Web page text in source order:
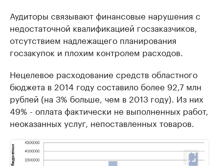
Аудиторы связывают финансовые нарушения с
недостаточной квалификацией госзаказчиков,
отсутствием надлежащего планирования
госзакупок и плохим контролем расходов.
Нецелевое расходование средств областного
бюджета в 2014 году составило более 92,7 млн
рублей (на 3% больше, чем в 2013 году). Из них
49% - оплата фактически не выполненных работ,
неоказанных услуг, непоставленных товаров.